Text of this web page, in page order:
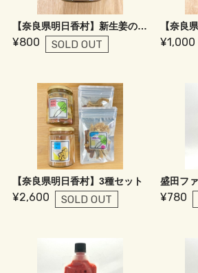
【奈良県明日香村】新生姜のシロップ
¥800 SOLD OUT ¥1,000
【奈良県明日香村】3種セット
¥2,600 SOLD OUT ¥780